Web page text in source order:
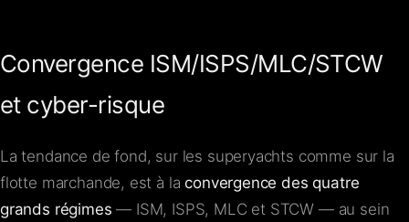
Convergence ISM/ISPS/MLC/STCW
et cyber-risque
La tendance de fond, sur les superyachts comme sur la
flotte marchande, est à laconvergence des quatre
grands régimes — ISM, ISPS, MLC et STCW — au sein